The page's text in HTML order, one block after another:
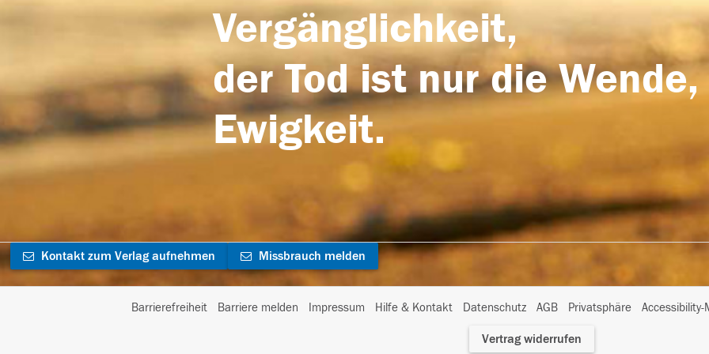
Vergänglichkeit,
der Tod ist nur die
Ewigkeit.
Kontakt zum Verlag aufnehmen Missbrauch melden
Barrierefreiheit Barriere melden Impressum Hilfe & Kontakt Datenschutz AGB Privatsphäre
I
Vertrag widerrufen